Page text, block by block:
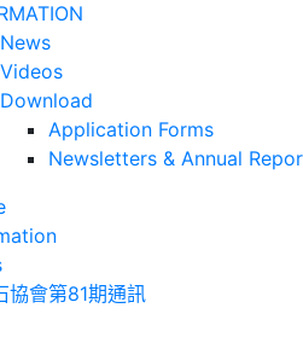
News
Videos
Download
Application Forms
Newsletters & Annual
協會第81期通訊